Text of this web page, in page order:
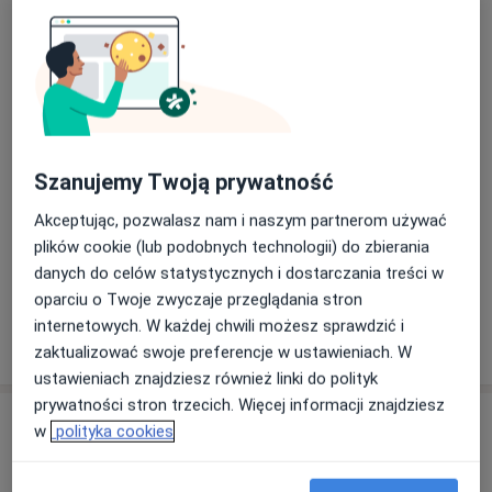
obwodowych (kończyna górna). Prowadzący: Tim
Daelemans MSc. Ost.
• Techniki Wisceralne (dwunastnica, jelito cienkie, jelito
grube). Prowadzący: Hans Fauville MSc. Ost.
• Techniki Wisceralne układu Uro-ginekologicznego.
Prowadzący: Inge Schuermans D.O.
• Techniki wisceralne (serce, płuca). Prowadzący: Inge
Schuermans D.O.
• Patologia strukturalna: miednica i dolna cześć
kręgosłupa. Prowadzący: Tim Daelemans MSc. Ost.
• Techniki Tkanek miękkich dla części lędźwiowo-
krzyżowej kręgosłup i stawy obwodowe. Prowadzący:
Bogdan Mazur D.O.
• Badanie Radiologiczne kręgosłupa (RTG, MRI, CT).
Prowadzący: Tim Daelemans MSc. Ost.
• Manipulacje krótkodźwigniowe dla części szyjnej
kręgosłupa. Prowadzący: Jean-Michel Lamy BSc. Ost
• Radiologia – badanie obrazowe czaszki. Prowadzący:
200 zł Szczegóły
Techniki osteopatyczne
200 zł Szczegóły
Terapia CranioSacralna
200 zł Szczegóły
+ 4 usługi
W jaki sposób ustalane są ceny?
Adresy (2)
Szanujemy Twoją prywatność
Akceptując, pozwalasz nam i naszym partnerom używać
plików cookie (lub podobnych technologii) do zbierania
danych do celów statystycznych i dostarczania treści w
oparciu o Twoje zwyczaje przeglądania stron
internetowych. W każdej chwili możesz sprawdzić i
zaktualizować swoje preferencje w ustawieniach. W
ustawieniach znajdziesz również linki do polityk
prywatności stron trzecich. Więcej informacji znajdziesz
w polityka cookies